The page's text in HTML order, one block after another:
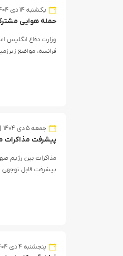
یکشنبه ۱۴ دی ۱۴۰۴
حمله هوایی
وزارت دفاع انگلیس
فرانسه، مواضع
جمعه ۵ دی ۱۴۰۴
پیشرفت مذاکرات
مذاکرات بین رژیم
پیشرفت قابل توجهی
پنجشنبه ۴ دی ۱۴۰۴